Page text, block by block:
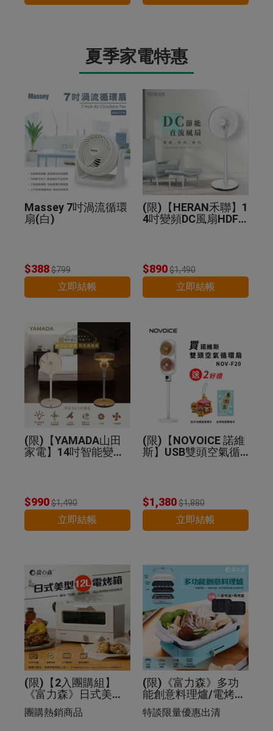
夏季家電特惠
Massey 7吋渦流循環
扇(白)
$388$799
立即結帳
(限)【HERAN禾聯】1
4吋變頻DC風扇HDF-1
$890$1,490
立即結帳
(限)【YAMADA山田
家電】14吋智能變頻
$990$1,490
立即結帳
(限)【NOVOICE 諾維
斯】USB雙頭空氣循
$1,380$1,880
立即結帳
(限)【2入團購組】
《富力森》日式美型1
2L電烤箱
團購熱銷商品
(限)《富力森》多功
能創意料理爐/電烤盤
(豪華五件組)
特談限量優惠出清